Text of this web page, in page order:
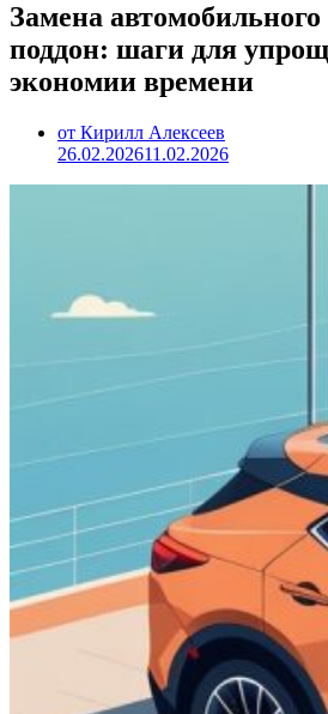
Замена
поддон: шаги для
экономии времени
от Кирилл Алексеев
26.02.202611.02.2026